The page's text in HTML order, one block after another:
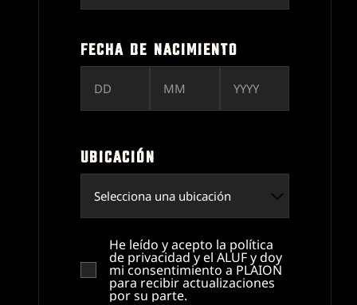
FECHA DE NACIMIENTO
UBICACIÓN
He leído y acepto la política
de privacidad y el ALUF y doy
mi consentimiento a PLAION
para recibir actualizaciones
por su parte.
proveedor del vídeo.
ACEPTAR COOKIES DE
MARKETING
CAPTURAS DE PANTALLA